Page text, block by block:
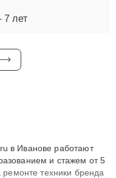
7 лет
в Иванове работают
и стажем от 5
техники бренда